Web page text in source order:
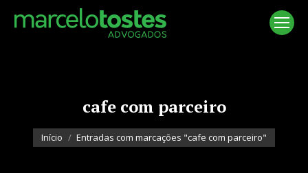
cafe com parceiro
Você está aqui:
Início Entradas com marcações "cafe com parceiro"